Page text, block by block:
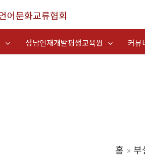
성남인재개발평생교육원 커뮤
홈 부